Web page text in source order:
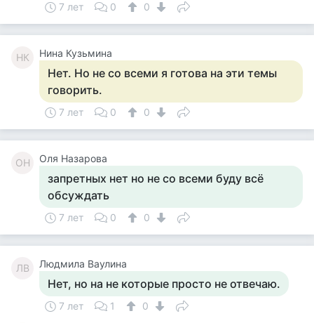
7 лет 0 0
НК Нина Кузьмина
Нет. Но не со всеми я готова на эти темы
говорить.
7 лет 0 0
ОН Оля Назарова
запретных нет но не со всеми буду всё
обсуждать
7 лет 0 0
ЛВ Людмила Ваулина
Нет, но на не которые просто не отвечаю.
7 лет 1
0